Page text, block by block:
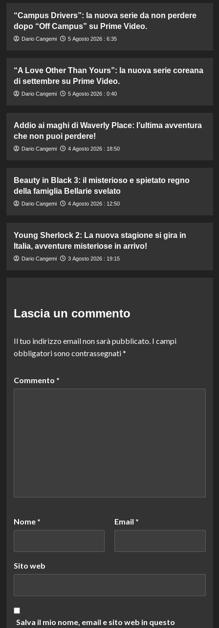
“Campus Drivers”: la nuova serie da non perdere
dopo “Off Campus” su Prime Video.
Dario Cangemi 5 Agosto 2026 : 6:35
“A Love Other Than Yours”: la nuova serie coreana
di settembre su Prime Video.
Dario Cangemi 5 Agosto 2026 : 0:40
Addio ai maghi di Waverly Place: l’ultima avventura
che non puoi perdere!
Dario Cangemi 4 Agosto 2026 : 18:50
Beauty in Black 3: il misterioso e spietato regno
della famiglia Bellarie svelato
Dario Cangemi 4 Agosto 2026 : 12:50
Young Sherlock 2: La nuova stagione si gira in
Italia, avventure misteriose in arrivo!
Dario Cangemi 3 Agosto 2026 : 19:15
Lascia un commento
Il tuo indirizzo email non sarà pubblicato. I campi
obbligatori sono contrassegnati*
Commento *
Nome * Email *
Sito web
Salva il mio nome, email e sito web in questo